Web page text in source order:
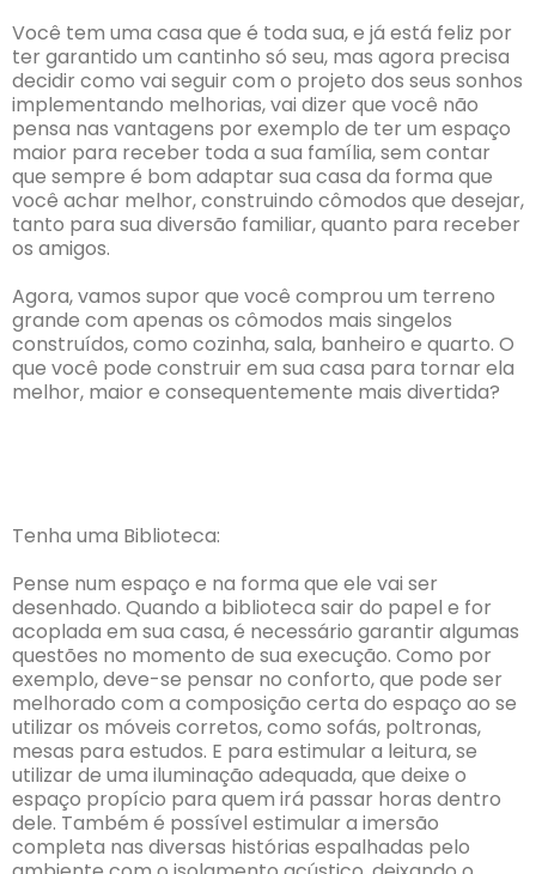
Você tem uma casa que é toda sua, e já está feliz por
ter garantido um cantinho só seu, mas agora precisa
decidir como vai seguir com o projeto dos seus sonhos
implementando melhorias, vai dizer que você não
pensa nas vantagens por exemplo de ter um espaço
maior para receber toda a sua família, sem contar
que sempre é bom adaptar sua casa da forma que
você achar melhor, construindo cômodos que desejar,
tanto para sua diversão familiar, quanto para receber
os amigos.
Agora, vamos supor que você comprou um terreno
grande com apenas os cômodos mais singelos
construídos, como cozinha, sala, banheiro e quarto. O
que você pode construir em sua casa para tornar ela
melhor, maior e consequentemente mais divertida?
Tenha uma Biblioteca:
Pense num espaço e na forma que ele vai ser
desenhado. Quando a biblioteca sair do papel e for
acoplada em sua casa, é necessário garantir algumas
questões no momento de sua execução. Como por
exemplo, deve-se pensar no conforto, que pode ser
melhorado com a composição certa do espaço ao se
utilizar os móveis corretos, como sofás, poltronas,
mesas para estudos. E para estimular a leitura, se
utilizar de uma iluminação adequada, que deixe o
espaço propício para quem irá passar horas dentro
dele. Também é possível estimular a imersão
completa nas diversas histórias espalhadas pelo